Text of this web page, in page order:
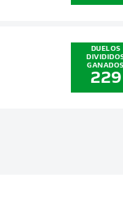
DUELOS
GANADOS
229